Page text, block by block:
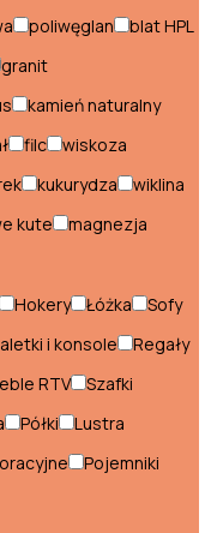
poliwęglan
blat HPL
granit
kamień naturalny
filc
wiskoza
kukurydza
wiklina
kute magnezja
Hokery Łóżka
Sofy
i konsole
Regały
RTV
Szafki
Półki
Lustra
Pojemniki